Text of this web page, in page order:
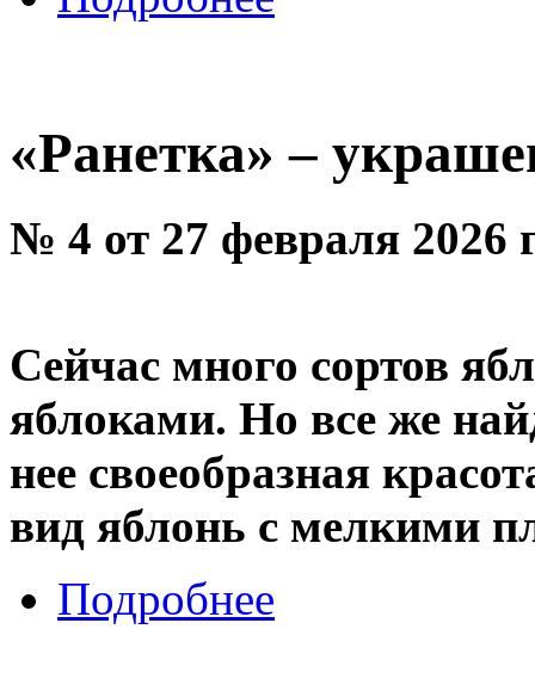
«Ранетка» –
№ 4 от 27 февраля 2026
Сейчас много сортов
яблоками. Но все же
нее своеобразная
вид яблонь с мелкими
Подробнее